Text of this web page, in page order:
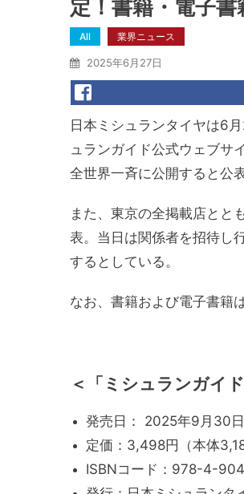
定！書籍・電子
All 業界ニュース
2025年6月27日
日本ミシュランタイヤは6
ュランガイド公式ウェブサ
全世界一斉に公開すると公
また、東京の全掲載店とと
表。当日は関係者を招待し
するとしている。
なお、書籍および電子書籍
＜ 「ミシュランガイ
発売日： 2025年9月30日
定価：3,498円（本体
ISBNコード：978-4-